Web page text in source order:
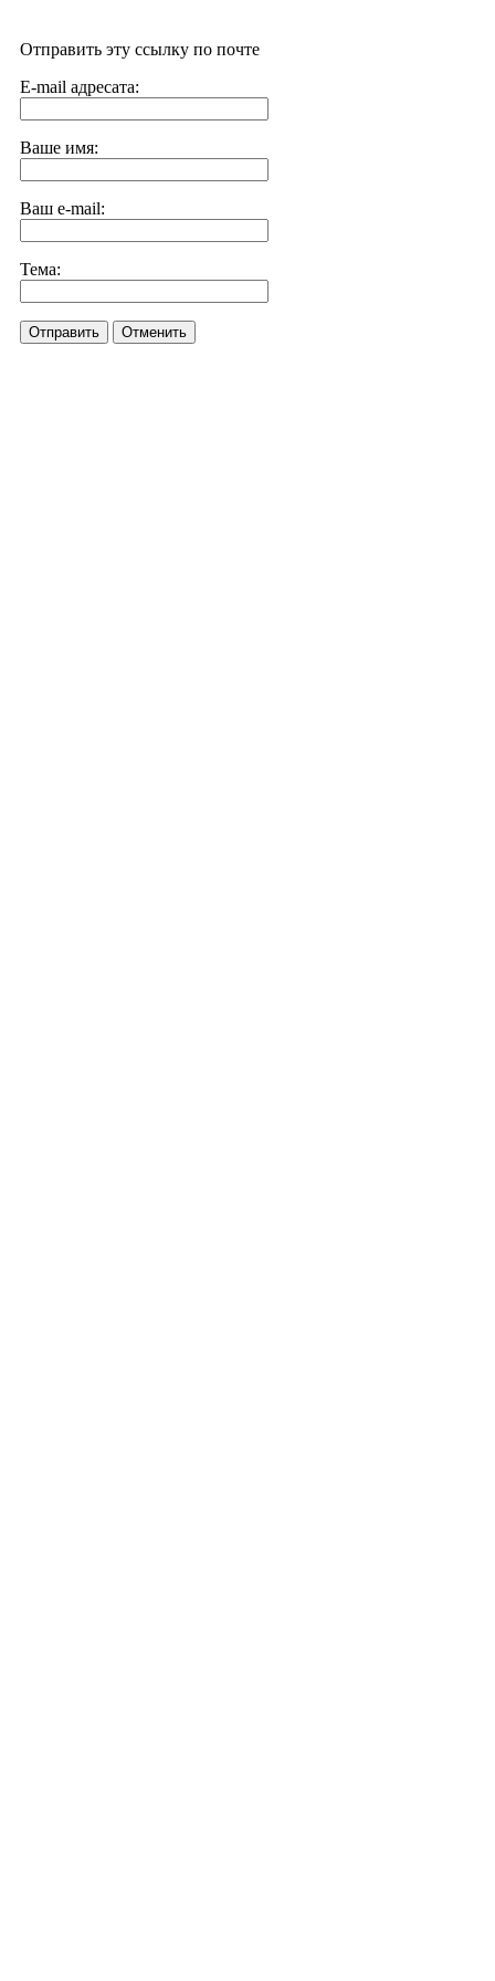
Отправить эту ссылку по почте
E-mail адресата:
Ваше имя:
Ваш e-mail:
Тема:
Отправить Отменить